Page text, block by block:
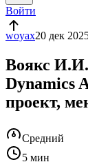
Войти
woyax20 дек
Воякс
Dynamics
проект,
Средний
5 мин